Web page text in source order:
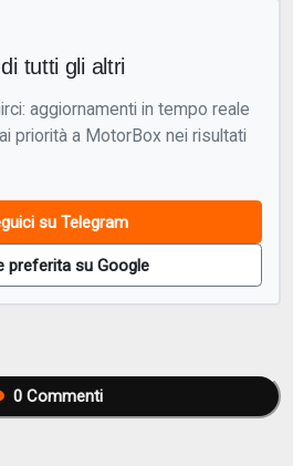
tutti gli altri
aggiornamenti in tempo reale
priorità a MotorBox nei risultati
su Telegram
preferita su Google
0Commenti